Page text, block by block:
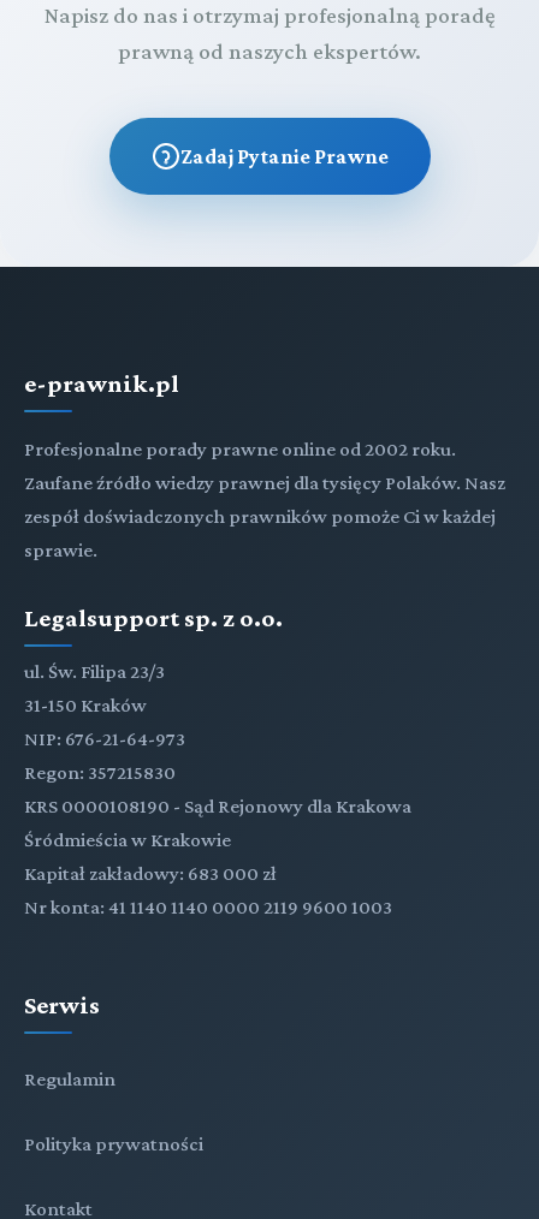
Napisz do nas i otrzymaj profesjonalną poradę
prawną od naszych ekspertów.
Zadaj Pytanie Prawne
e-prawnik.pl
Profesjonalne porady prawne online od 2002 roku.
Zaufane źródło wiedzy prawnej dla tysięcy Polaków. Nasz
zespół doświadczonych prawników pomoże Ci w każdej
sprawie.
Legalsupport sp. z o.o.
ul. Św. Filipa 23/3
31-150 Kraków
NIP: 676-21-64-973
Regon: 357215830
KRS 0000108190 - Sąd Rejonowy dla Krakowa
Śródmieścia w Krakowie
Kapitał zakładowy: 683 000 zł
Nr konta: 41 1140 1140 0000 2119 9600 1003
Serwis
Regulamin
Polityka prywatności
Kontakt